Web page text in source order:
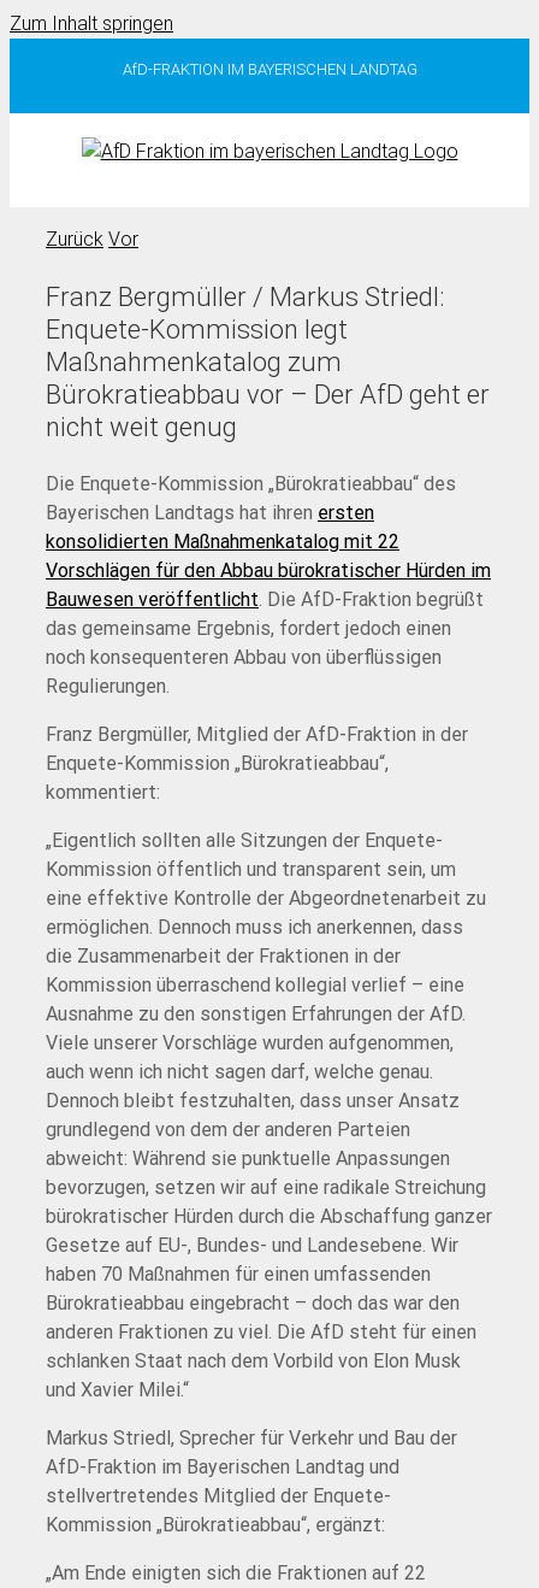
Zum Inhalt springen
AfD-FRAKTION IM BAYERISCHEN LANDTAG
Zurück Vor
Franz Bergmüller / Markus Striedl:
Enquete-Kommission legt
Maßnahmenkatalog zum
Bürokratieabbau vor – Der AfD geht er
nicht weit genug
Die Enquete-Kommission „Bürokratieabbau“ des
Bayerischen Landtags hat ihren ersten
konsolidierten Maßnahmenkatalog mit 22
Vorschlägen für den Abbau bürokratischer Hürden im
Bauwesen veröffentlicht . Die AfD-Fraktion begrüßt
das gemeinsame Ergebnis, fordert jedoch einen
noch konsequenteren Abbau von überflüssigen
Regulierungen.
Franz Bergmüller, Mitglied der AfD-Fraktion in der
Enquete-Kommission „Bürokratieabbau“,
kommentiert:
„Eigentlich sollten alle Sitzungen der Enquete-
Kommission öffentlich und transparent sein, um
eine effektive Kontrolle der Abgeordnetenarbeit zu
ermöglichen. Dennoch muss ich anerkennen, dass
die Zusammenarbeit der Fraktionen in der
Kommission überraschend kollegial verlief – eine
Ausnahme zu den sonstigen Erfahrungen der AfD.
Viele unserer Vorschläge wurden aufgenommen,
auch wenn ich nicht sagen darf, welche genau.
Dennoch bleibt festzuhalten, dass unser Ansatz
grundlegend von dem der anderen Parteien
abweicht: Während sie punktuelle Anpassungen
bevorzugen, setzen wir auf eine radikale Streichung
bürokratischer Hürden durch die Abschaffung ganzer
Gesetze auf EU-, Bundes- und Landesebene. Wir
haben 70 Maßnahmen für einen umfassenden
Bürokratieabbau eingebracht – doch das war den
anderen Fraktionen zu viel. Die AfD steht für einen
schlanken Staat nach dem Vorbild von Elon Musk
und Xavier Milei.“
Markus Striedl, Sprecher für Verkehr und Bau der
AfD-Fraktion im Bayerischen Landtag und
stellvertretendes Mitglied der Enquete-
Kommission „Bürokratieabbau“, ergänzt:
„Am Ende einigten sich die Fraktionen auf 22